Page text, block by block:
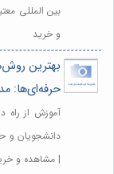
بین المللی
و خرید
بهترین
حرفه‌ای‌ها:
آموزش از راه
دانشجویان و
| مشاهده و